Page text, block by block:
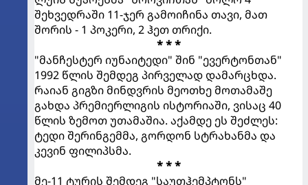
შეხვედრაში 11-ჯერ გამოიჩინა თავი, მათ
შორის - 1 პოკერი, 2 ჰეთ თრიქი.
* * *
"მანჩესტერ იუნაიტედი" შინ "ევერტონთან"
1992 წლის შემდეგ პირველად დამარცხდა.
რაიან გიგზი მინდვრის მეოთხე მოთამაშე
გახდა პრემიერლიგის ისტორიაში, ვისაც 40
წლის ზემოთ უთამაშია. აქამდე ეს შეძლეს:
ტედი შერინგემმა, გორდონ სტრახანმა და
კევინ ფილიპსმა.
* * *
მე-11 ტურის შემდეგ "საუთჰემპტონს"